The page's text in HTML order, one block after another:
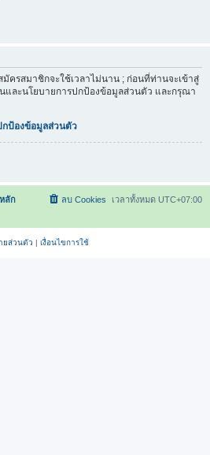
ครสมาชิกจะใช้เวลาไม่นาน ; ก่อนที่ท่านจะเข้าสู่
และนโยบายการปกป้องข้อมูลส่วนตัว และกรุณา
กป้องข้อมูลส่วนตัว
ลัก เวลาทั้งหมด UTC+07:00
ลบ Cookies
ยส่วนตัว | เงื่อนไขการใช้